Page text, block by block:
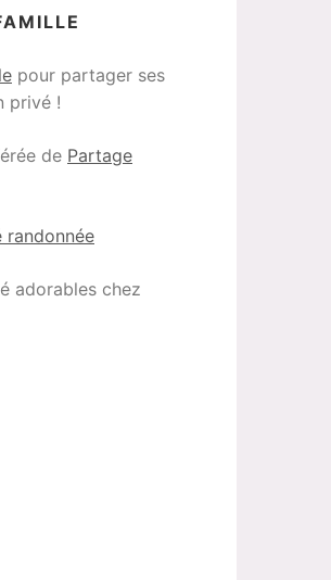
pour partager ses
privé !
de Partage
randonnée
adorables chez